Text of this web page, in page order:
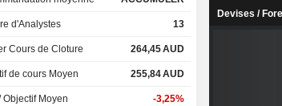
d'Analystes 13
Cours de Cloture 264,45AUD
de cours Moyen 255,84AUD
Objectif Moyen -3,25%
Devises /